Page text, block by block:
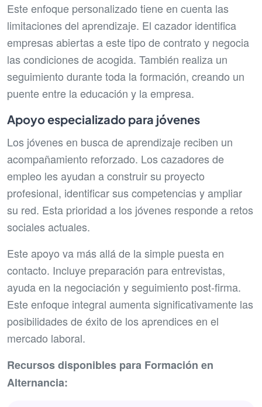
Este enfoque personalizado tiene en cuenta las
limitaciones del aprendizaje. El cazador identifica
empresas abiertas a este tipo de contrato y negocia
las condiciones de acogida. También realiza un
seguimiento durante toda la formación, creando un
puente entre la educación y la empresa.
Apoyo especializado para jóvenes
Los jóvenes en busca de aprendizaje reciben un
acompañamiento reforzado. Los cazadores de
empleo les ayudan a construir su proyecto
profesional, identificar sus competencias y ampliar
su red. Esta prioridad a los jóvenes responde a retos
sociales actuales.
Este apoyo va más allá de la simple puesta en
contacto. Incluye preparación para entrevistas,
ayuda en la negociación y seguimiento post-firma.
Este enfoque integral aumenta significativamente las
posibilidades de éxito de los aprendices en el
mercado laboral.
Recursos disponibles para Formación en
Alternancia: